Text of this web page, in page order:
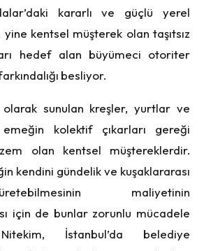
kararlı ve güçlü yerel
kentsel müşterek olan taşıtsız
hedef alan büyümeci otoriter
besliyor.
sunulan kreşler, yurtlar ve
kolektif çıkarları gereği
olan kentsel müştereklerdir.
kendini gündelik ve kuşaklararası
maliyetinin
için de bunlar zorunlu mücadele
Nitekim, İstanbul’da belediye